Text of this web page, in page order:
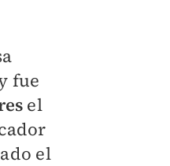
fue
el
el